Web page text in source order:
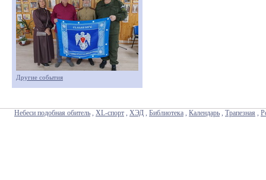
Другие события
Небеси подобная обитель , XL-спорт , ХЭД , Библиотека , Календарь , Трапезная ,